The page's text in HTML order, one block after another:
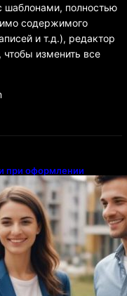
шаблонами, полностью
содержимого
и т.д.), редактор
изменить все
при оформлении